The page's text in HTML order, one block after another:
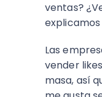
ventas?
Las
vender
masa, así